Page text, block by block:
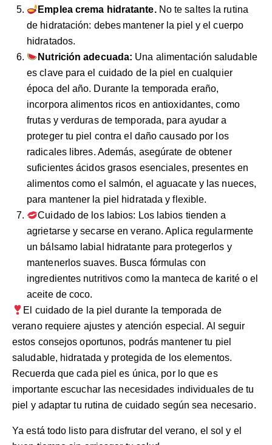
Emplea crema hidratante.No te saltes la rutina
de hidratación: debes mantener la piel y el cuerpo
hidratados.
Nutrición adecuada: Una alimentación saludable
es clave para el cuidado de la piel en cualquier
época del año. Durante la temporada eraño,
incorpora alimentos ricos en antioxidantes, como
frutas y verduras de temporada, para ayudar a
proteger tu piel contra el daño causado por los
radicales libres. Además, asegúrate de obtener
suficientes ácidos grasos esenciales, presentes en
alimentos como el salmón, el aguacate y las nueces,
para mantener la piel hidratada y flexible.
Cuidado de los labios: Los labios tienden a
agrietarse y secarse en verano. Aplica regularmente
un bálsamo labial hidratante para protegerlos y
mantenerlos suaves. Busca fórmulas con
ingredientes nutritivos como la manteca de karité o el
aceite de coco.
El cuidado de la piel durante la temporada de
verano requiere ajustes y atención especial. Al seguir
estos consejos oportunos, podrás mantener tu piel
saludable, hidratada y protegida de los elementos.
Recuerda que cada piel es única, por lo que es
importante escuchar las necesidades individuales de tu
piel y adaptar tu rutina de cuidado según sea necesario.
Ya está todo listo para disfrutar del verano, el sol y el